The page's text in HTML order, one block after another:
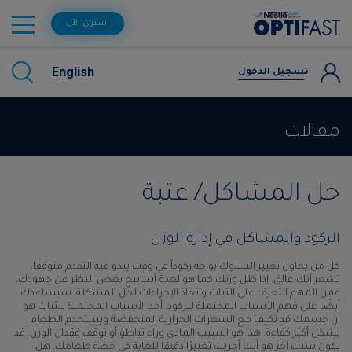
اشتري الآن
تسجيل الدخول English
مقالات
حل المشاكل/ عتبة
الركود والمشاكل في إدارة الوزن
كل من يحاول تغيير السلوك يواجه ركوداً في وقت يبدو فيه التقدم متوقفًا.
تشعر أنك عالق. إذا ظل وزنك كما هو لعدة أسابيع بغض النظر عن جهودك،
فمن المهم التعرف على الثبات واتخاذ الإجراءات لحل المشكلة. سيساعدك
أيضًا على فهم الأسباب المحتملة للركود. أحد الأسباب المحتملة للثبات هو
أن جسمك قد تكيف مع السعرات الحرارية المنخفضة ويستخدم الطعام
بشكل أكثر كفاءة. هذا هو السبب المادي وراء تباطؤ أو توقف فقدان الوزن. قد
يكون سبب آخر هو أنك أجريت تغييرًا دقيقًا للغاية في خطة طعامك. هل